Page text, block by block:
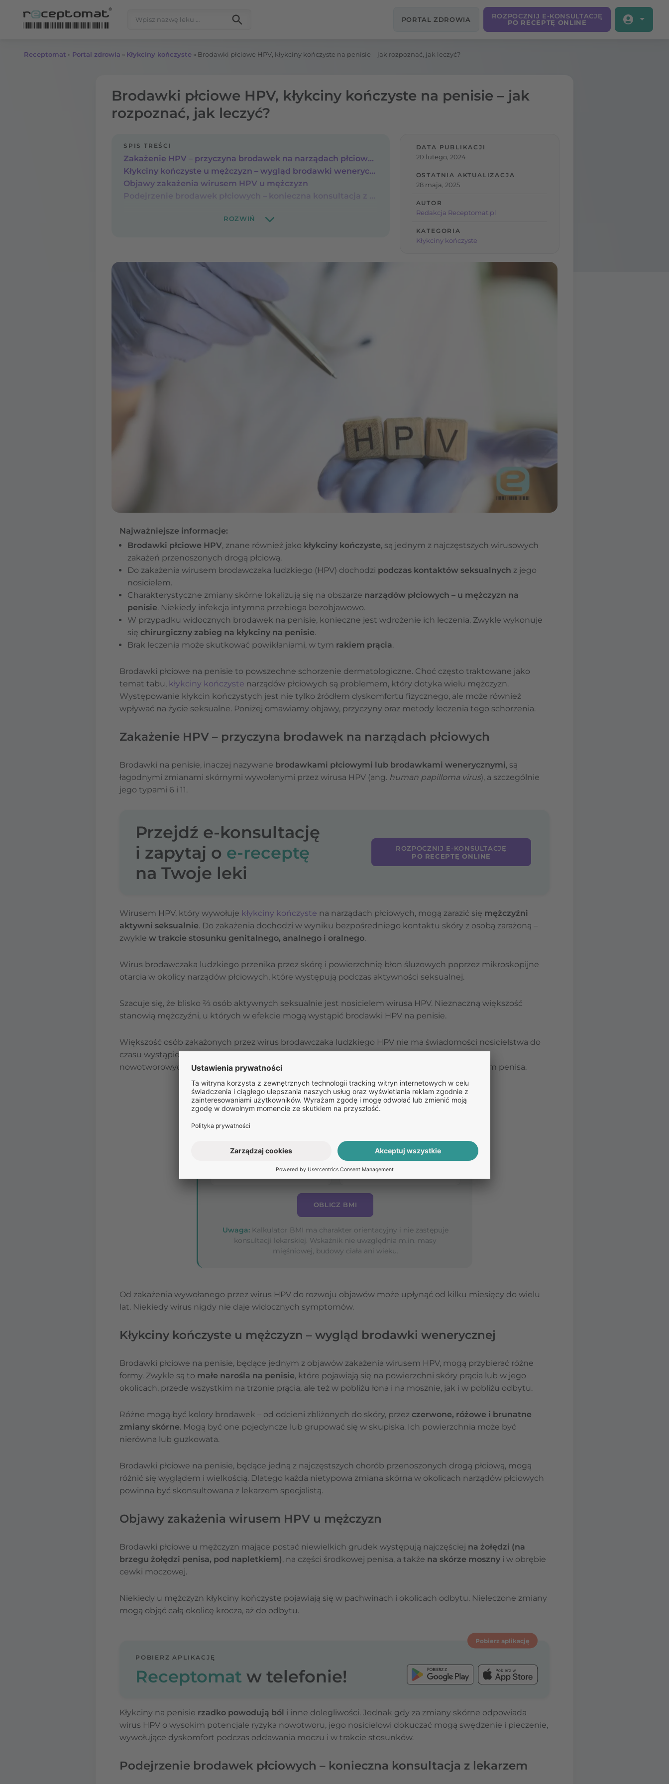
PORTAL ZDROWIA
ROZPOCZNIJ E-KONSULTACJĘ
PO RECEPTĘ ONLINE
Receptomat » Portal zdrowia » Kłykciny kończyste » Brodawki płciowe HPV, kłykciny kończyste na penisie – jak rozpoznać, jak leczyć?
Brodawki płciowe HPV, kłykciny kończyste na penisie – jak
rozpoznać, jak leczyć?
SPIS TREŚCI
Zakażenie HPV – przyczyna brodawek na narządach płciowych
Kłykciny kończyste u mężczyzn – wygląd brodawki wenerycznej
Objawy zakażenia wirusem HPV u mężczyzn
DATA PUBLIKACJI
20 lutego, 2024
OSTATNIA AKTUALIZACJA
28 maja, 2025
AUTOR
Redakcja Receptomat.pl
KATEGORIA
Kłykciny kończyste
Najważniejsze informacje:
Brodawki płciowe HPV, znane również jako kłykciny kończyste, są jednym z najczęstszych wirusowych
zakażeń przenoszonych drogą płciową.
Do zakażenia wirusem brodawczaka ludzkiego (HPV) dochodzi podczas kontaktów seksualnych z jego
nosicielem.
Charakterystyczne zmiany skórne lokalizują się na obszarze narządów płciowych – u mężczyzn na
penisie. Niekiedy infekcja intymna przebiega bezobjawowo.
W przypadku widocznych brodawek na penisie, konieczne jest wdrożenie ich leczenia. Zwykle wykonuje
się chirurgiczny zabieg na kłykciny na penisie.
Brak leczenia może skutkować powikłaniami, w tym rakiem prącia.
Brodawki płciowe na penisie to powszechne schorzenie dermatologiczne. Choć często traktowane jako
temat tabu, kłykciny kończyste narządów płciowych są problemem, który dotyka wielu mężczyzn.
Występowanie kłykcin kończystych jest nie tylko źródłem dyskomfortu fizycznego, ale może również
wpływać na życie seksualne. Poniżej omawiamy objawy, przyczyny oraz metody leczenia tego schorzenia.
Zakażenie HPV – przyczyna brodawek na narządach płciowych
Brodawki na penisie, inaczej nazywane brodawkami płciowymi lub brodawkami wenerycznymi, są
łagodnymi zmianami skórnymi wywołanymi przez wirusa HPV (ang. human papilloma virus), a szczególnie
jego typami 6 i 11.
Przejdź e-konsultację
i zapytaj o e-receptę
na Twoje leki
ROZPOCZNIJ E-KONSULTACJĘ
PO RECEPTĘ ONLINE
Wirusem HPV, który wywołuje kłykciny kończyste na narządach płciowych, mogą zarazić się mężczyźni
aktywni seksualnie. Do zakażenia dochodzi w wyniku bezpośredniego kontaktu skóry z osobą zarażoną –
zwykle w trakcie stosunku genitalnego, analnego i oralnego.
Wirus brodawczaka ludzkiego przenika przez skórę i powierzchnię błon śluzowych poprzez mikroskopijne
otarcia w okolicy narządów płciowych, które występują podczas aktywności seksualnej.
Szacuje się, że blisko ⅔ osób aktywnych seksualnie jest nosicielem wirusa HPV. Nieznaczną większość
stanowią mężczyźni, u których w efekcie mogą wystąpić brodawki HPV na penisie.
Większość osób zakażonych przez wirus brodawczaka ludzkiego HPV nie ma świadomości nosicielstwa do
czasu wystąpienia zmian skórnych na narządach płciowych lub ich powikłań w postaci zmian
nowotworowych. Ryzyko związane jest z rakiem szyjki macicy u kobiet, a u mężczyzn – z rakiem penisa.
Obliczswoje BMI
leczenia nadwagi lub otyłości
OBLICZ BMI
Uwaga:Kalkulator BMI ma charakter orientacyjny i nie zastępuje
konsultacji lekarskiej. Wskaźnik nie uwzględnia m.in. masy
mięśniowej, budowy ciała ani wieku.
Od zakażenia wywołanego przez wirus HPV do rozwoju objawów może upłynąć od kilku miesięcy do wielu
lat. Niekiedy wirus nigdy nie daje widocznych symptomów.
Kłykciny kończyste u mężczyzn – wygląd brodawki wenerycznej
Brodawki płciowe na penisie, będące jednym z objawów zakażenia wirusem HPV, mogą przybierać różne
formy. Zwykle są to małe narośla na penisie, które pojawiają się na powierzchni skóry prącia lub w jego
okolicach, przede wszystkim na trzonie prącia, ale też w pobliżu łona i na mosznie, jak i w pobliżu odbytu.
Różne mogą być kolory brodawek – od odcieni zbliżonych do skóry, przez czerwone, różowe i brunatne
zmiany skórne. Mogą być one pojedyncze lub grupować się w skupiska. Ich powierzchnia może być
nierówna lub guzkowata.
Brodawki płciowe na penisie, będące jedną z najczęstszych chorób przenoszonych drogą płciową, mogą
różnić się wyglądem i wielkością. Dlatego każda nietypowa zmiana skórna w okolicach narządów płciowych
powinna być skonsultowana z lekarzem specjalistą.
Objawy zakażenia wirusem HPV u mężczyzn
Brodawki płciowe u mężczyzn mające postać niewielkich grudek występują najczęściej na żołędzi (na
brzegu żołędzi penisa, pod napletkiem), na części środkowej penisa, a także na skórze moszny i w obrębie
cewki moczowej.
Niekiedy u mężczyzn kłykciny kończyste pojawiają się w pachwinach i okolicach odbytu. Nieleczone zmiany
mogą objąć całą okolicę krocza, aż do odbytu.
Pobierz aplikację
POBIERZ APLIKACJĘ
Receptomat w telefonie!
Kłykciny na penisie rzadko powodują ból i inne dolegliwości. Jednak gdy za zmiany skórne odpowiada
wirus HPV o wysokim potencjale ryzyka nowotworu, jego nosicielowi dokuczać mogą swędzenie i pieczenie,
wywołujące dyskomfort podczas oddawania moczu i w trakcie stosunków.
Podejrzenie brodawek płciowych – konieczna konsultacja z lekarzem